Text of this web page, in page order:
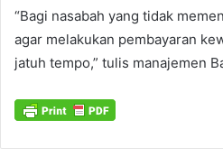
“Bagi nasabah yang tidak
agar melakukan pembayaran
jatuh tempo,” tulis manajemen